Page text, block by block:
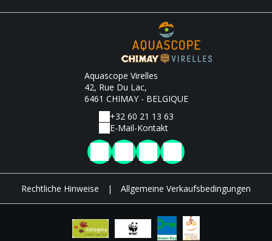
Aquascope Virelles
42, Rue Du Lac,
6461 CHIMAY - BELGIQUE
+32 60 21 13 63
E-Mail-Kontakt
Rechtliche Hinweise | Allgemeine Verkaufsbedingungen